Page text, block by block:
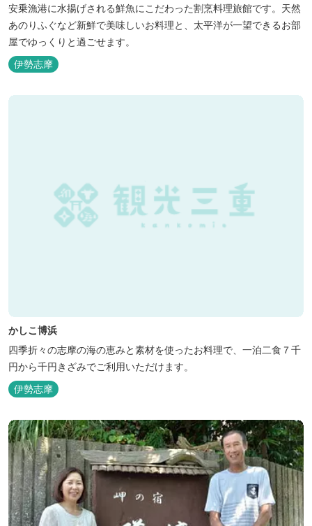
安乗漁港に水揚げされる鮮魚にこだわった割烹料理旅館です。天然
あのりふぐなど新鮮で美味しいお料理と、太平洋が一望できるお部
屋でゆっくりと過ごせます。
伊勢志摩
かしこ博浜
四季折々の志摩の海の恵みと素材を使ったお料理で、一泊二食７千
円から千円きざみでご利用いただけます。
伊勢志摩